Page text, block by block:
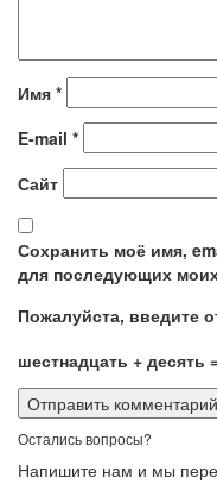
Имя *
E-mail *
Сайт
Сохранить моё имя,
для последующих
Пожалуйста, введите
шестнадцать + десять
Остались вопросы?
Напишите нам и мы